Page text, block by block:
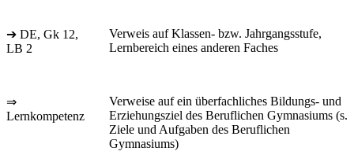
➔ DE, Gk 12,
LB 2
Verweis auf Klassen- bzw. Jahrgangsstufe,
Lernbereich eines anderen Faches
⇒
Lernkompetenz
Verweise auf ein überfachliches Bildungs- und
Erziehungsziel des Beruflichen Gymnasiums (s.
Ziele und Aufgaben des Beruflichen
Gymnasiums)